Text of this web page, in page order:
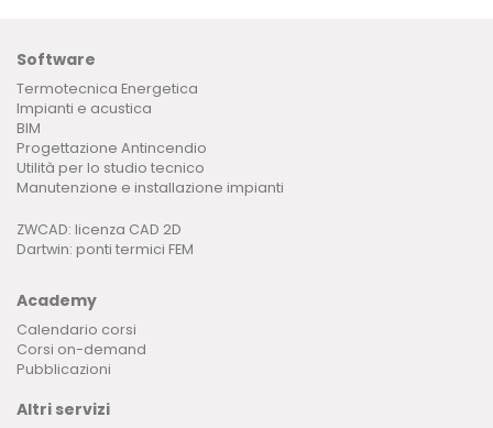
Software
Termotecnica Energetica
Impianti e acustica
BIM
Progettazione Antincendio
Utilità per lo studio tecnico
Manutenzione e installazione impianti
ZWCAD: licenza CAD 2D
Dartwin: ponti termici FEM
Academy
Calendario corsi
Corsi on-demand
Pubblicazioni
Altri servizi